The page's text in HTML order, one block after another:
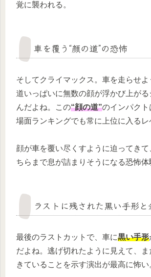
覚に襲われる。
車を覆う“顔の道”の恐怖
そしてクライマックス。車を走らせよ
道いっぱいに無数の顔が浮かび上がる
んだよね。この“顔の道”のインパクト
場面ランキングでも常に上位に入るレ
顔が車を覆い尽くすように迫ってきて
ちらまで息が詰まりそうになる恐怖体
ラストに残された黒い手形と
最後のラストカットで、車に黒い手形
だよね。逃げ切れたように見えて、ま
きていることを示す演出が最高に怖い